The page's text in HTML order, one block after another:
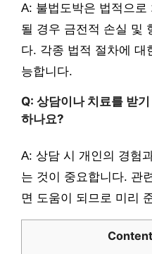
A: 불법도박은 법적으
될 경우 금전적 손실 및
다. 각종 법적 절차에 대
능합니다.
Q: 상담이나 치료를 받
하나요?
A: 상담 시 개인의 경험
는 것이 중요합니다. 관
면 도움이 되므로 미리